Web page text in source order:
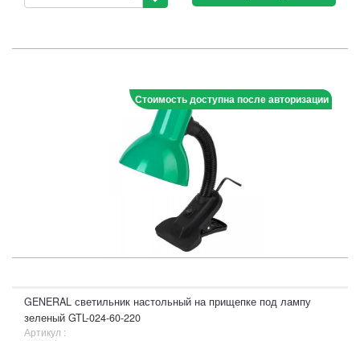
Стоимость доступна после авторизации
GENERAL светильник настольный на прищепке под лампу
зеленый GTL-024-60-220
Артикул :